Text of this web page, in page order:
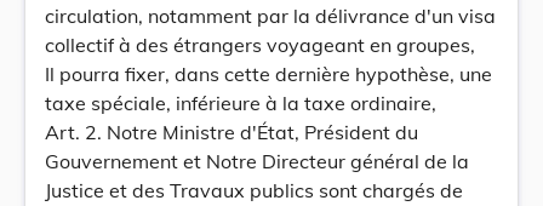
circulation, notamment par la délivrance d'un visa
collectif à des étrangers voyageant en groupes,
Il pourra fixer, dans cette dernière hypothèse, une
taxe spéciale, inférieure à la taxe ordinaire,
Art. 2. Notre Ministre d'État, Président du
Gouvernement et Notre Directeur général de la
Justice et des Travaux publics sont chargés de